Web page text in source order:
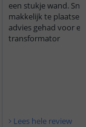
een stukje wand.
makkelijk te
advies gehad voor
transformator
Lees hele review